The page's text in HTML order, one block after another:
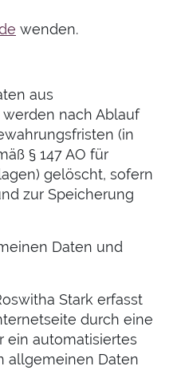
wenden.
aus
nach Ablauf
(in
§ 147 AO für
gelöscht, sofern
zur Speicherung
Daten und
Stark erfasst
durch eine
ein automatisiertes
allgemeinen Daten